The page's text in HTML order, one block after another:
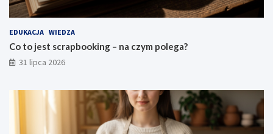
EDUKACJA WIEDZA
Co to jest scrapbooking – na czym polega?
31 lipca 2026